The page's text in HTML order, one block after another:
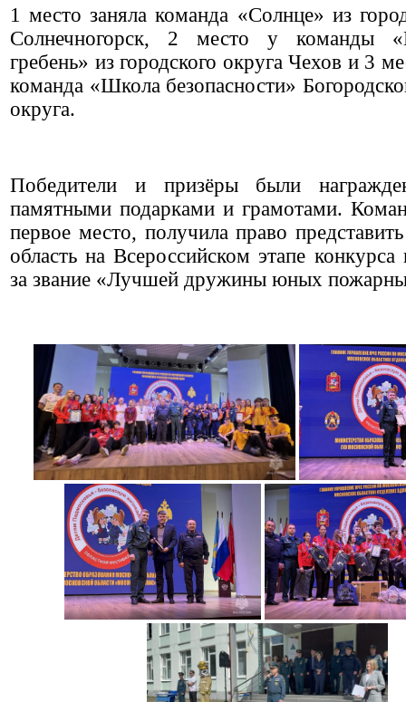
1 место заняла команда «Солнце» из
Солнечногорск, 2 место у команды
гребень» из городского округа Чехов и 3
команда «Школа безопасности»
округа.
Победители и призёры были
памятными подарками и грамотами.
первое место, получила право
область на Всероссийском этапе конкурса
за звание «Лучшей дружины юных